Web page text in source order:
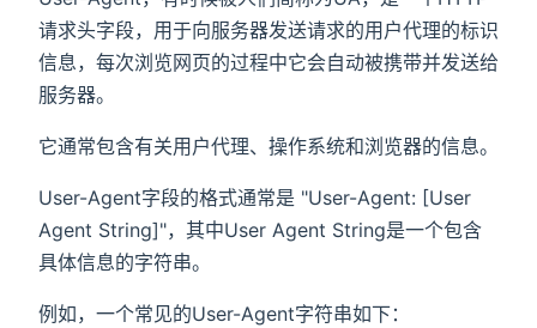
请求头字段，用于向服务器发送请求的用户代理的标识
信息，每次浏览网页的过程中它会自动被携带并发送给
服务器。
它通常包含有关用户代理、操作系统和浏览器的信息。
User-Agent字段的格式通常是 "User-Agent: [User
Agent String]"，其中User Agent String是一个包含
具体信息的字符串。
例如，一个常见的User-Agent字符串如下：